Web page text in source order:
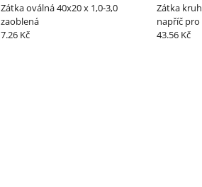
Zátka oválná 40x20 x 1,0-3,0
zaoblená
7.26 Kč
Zátka
napříč
43.56 Kč